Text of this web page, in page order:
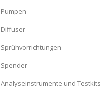
Pumpen
Diffuser
Sprühvorrichtungen
Spender
Analyseinstrumente und Testkits